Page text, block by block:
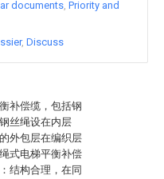
补偿缆，包括钢
丝绳设在内层
外包层在编织层
式电梯平衡补偿
结构合理，在同
documents Priority and
Discuss